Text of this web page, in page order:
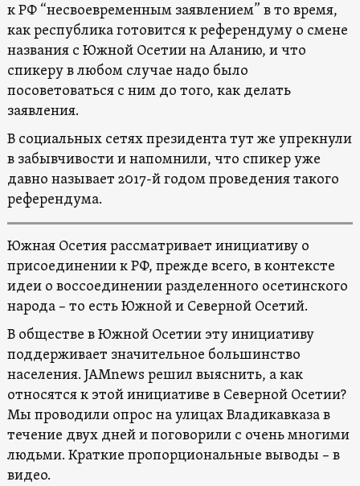
к РФ “несвоевременным заявлением” в то время,
как республика готовится к референдуму о смене
названия с Южной Осетии на Аланию, и что
спикеру в любом случае надо было
посоветоваться с ним до того, как делать
заявления.
В социальных сетях президента тут же упрекнули
в забывчивости и напомнили, что спикер уже
давно называет 2017-й годом проведения такого
референдума.
Южная Осетия рассматривает инициативу о
присоединении к РФ, прежде всего, в контексте
идеи о воссоединении разделенного осетинского
народа – то есть Южной и Северной Осетий.
В обществе в Южной Осетии эту инициативу
поддерживает значительное большинство
населения. JAMnews решил выяснить, а как
относятся к этой инициативе в Северной Осетии?
Мы проводили опрос на улицах Владикавказа в
течение двух дней и поговорили с очень многими
людьми. Краткие пропорциональные выводы – в
видео.